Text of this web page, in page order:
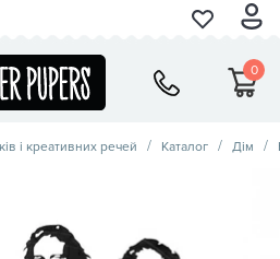
0
і креативних речей Каталог Дім